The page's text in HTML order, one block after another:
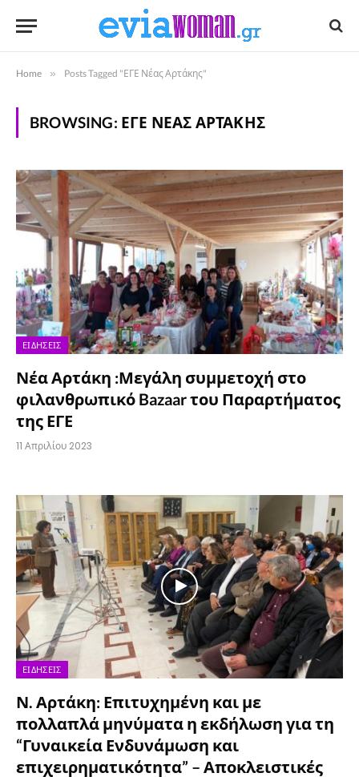
Home » Posts Tagged "ΕΓΕ Νέας Αρτάκης"
BROWSING: ΕΓΕ ΝΈΑΣ ΑΡΤΆΚΗΣ
ΕΙΔΉΣΕΙΣ
Νέα Αρτάκη :Μεγάλη συμμετοχή στο
φιλανθρωπικό Bazaar του Παραρτήματος
της ΕΓΕ
11 Απριλίου 2023
ΕΙΔΉΣΕΙΣ
Ν. Αρτάκη: Επιτυχημένη και με
πολλαπλά μηνύματα η εκδήλωση για τη
“Γυναικεία Ενδυνάμωση και
επιχειρηματικότητα” – Αποκλειστικές